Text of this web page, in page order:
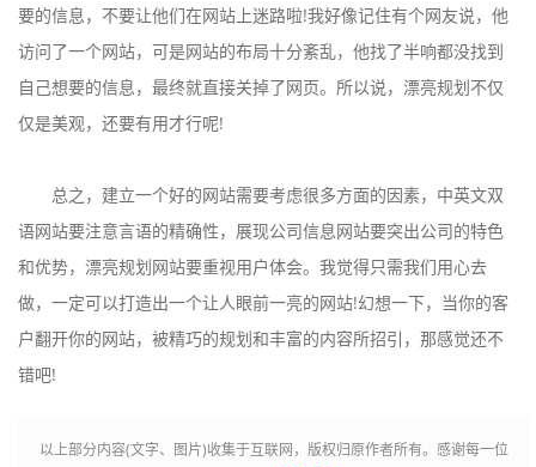
要的信息，不要让他们在网站上迷路啦!我好像记住有个网友说，他
访问了一个网站，可是网站的布局十分紊乱，他找了半响都没找到
自己想要的信息，最终就直接关掉了网页。所以说，漂亮规划不仅
仅是美观，还要有用才行呢!
总之，建立一个好的网站需要考虑很多方面的因素，中英文双
语网站要注意言语的精确性，展现公司信息网站要突出公司的特色
和优势，漂亮规划网站要重视用户体会。我觉得只需我们用心去
做，一定可以打造出一个让人眼前一亮的网站!幻想一下，当你的客
户翻开你的网站，被精巧的规划和丰富的内容所招引，那感觉还不
错吧!
以上部分内容(文字、图片)收集于互联网，版权归原作者所有。感谢每一位